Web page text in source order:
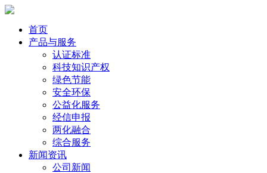
首页
产品与服务
认证标准
科技知识产权
绿色节能
安全环保
公益化服务
经信申报
两化融合
综合服务
新闻资讯
公司新闻